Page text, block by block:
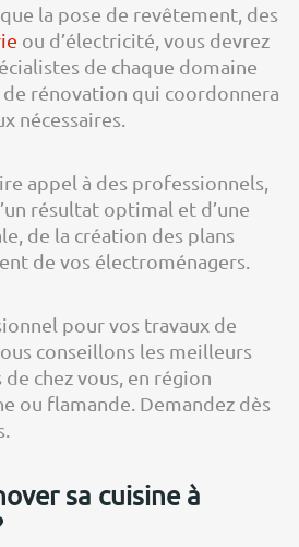
la pose de revêtement, des
ou d’électricité, vous devrez
de chaque domaine
rénovation qui coordonnera
nécessaires.
appel à des professionnels,
résultat optimal et d’une
de la création des plans
de vos électroménagers.
pour vos travaux de
conseillons les meilleurs
chez vous, en région
ou flamande. Demandez dès
sa cuisine à